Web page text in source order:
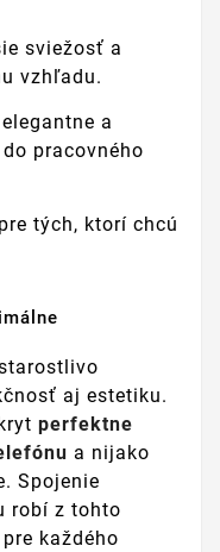
sviežosť a
vzhľadu.
a
pracovného
tých, ktorí chcú
aj estetiku.
perfektne
a nijako
Spojenie
robí z tohto
každého